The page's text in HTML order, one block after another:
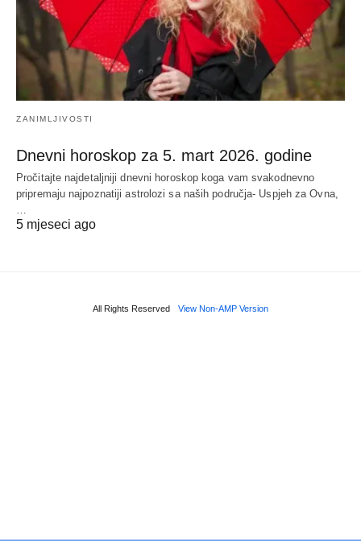
ZANIMLJIVOSTI
Dnevni horoskop za 5. mart 2026. godine
Pročitajte najdetaljniji dnevni horoskop koga vam svakodnevno
pripremaju najpoznatiji astrolozi sa naših područja- Uspjeh za Ovna,
5 mjeseci ago
All Rights Reserved View Non-AMP Version